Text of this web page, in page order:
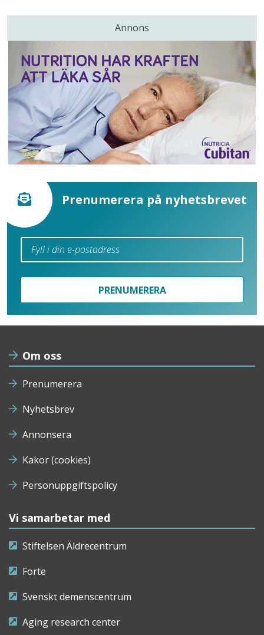
Annons
Prenumerera på nyhetsbrevet
PRENUMERERA
Om oss
Prenumerera
Nyhetsbrev
Annonsera
Kakor (cookies)
Personuppgiftspolicy
Vi samarbetar med
Stiftelsen Äldrecentrum
Forte
Svenskt demenscentrum
Aging research center